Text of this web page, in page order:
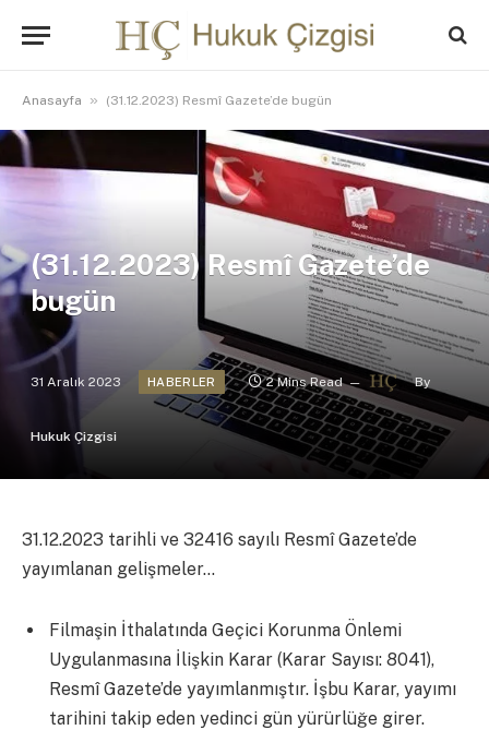
Anasayfa » (31.12.2023) Resmî Gazete’de bugün
(31.12.2023) Resmî Gazete’de
bugün
31 Aralık 2023 HABERLER 2 Mins Read By
Hukuk Çizgisi
31.12.2023 tarihli ve 32416 sayılı Resmî Gazete’de
yayımlanan gelişmeler…
Filmaşin İthalatında Geçici Korunma Önlemi
Uygulanmasına İlişkin Karar (Karar Sayısı: 8041),
Resmî Gazete’de yayımlanmıştır. İşbu Karar, yayımı
tarihini takip eden yedinci gün yürürlüğe girer.